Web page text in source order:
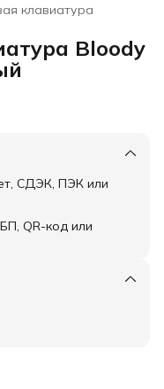
клавиатура
Bloody
СДЭК, ПЭК или
QR-код или